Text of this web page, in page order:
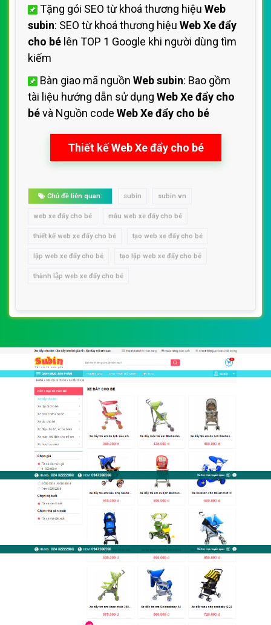
Tặng gói SEO từ khoá thương hiệu Web
subin: SEO từ khoá thương hiệu Web Xe đẩy
cho bé lên TOP 1 Google khi người dùng tìm
kiếm
Bàn giao mã nguồn Web subin: Bao gồm
tài liệu hướng dẫn sử dụng Web Xe đẩy cho
bévà Nguồn code Web Xe đẩy cho bé
Thiết kế Web Xe đẩy cho bé
Chủ đề liên quan: subin subin.vn
web xe đẩy cho bé mẫu web xe đẩy cho bé
thiết kế web xe đẩy cho bé tạo web xe đẩy cho bé
lập web xe đẩy cho bé tạo lập web xe đẩy cho bé
thành lập web xe đẩy cho bé